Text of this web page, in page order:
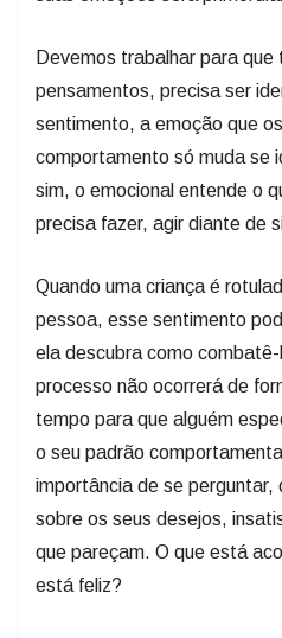
Devemos trabalhar para que
pensamentos, precisa ser
sentimento, a emoção que
comportamento só muda se
sim, o emocional entende o
precisa fazer, agir diante de
Quando uma criança é
pessoa, esse sentimento
ela descubra como
processo não ocorrerá de
tempo para que alguém
o seu padrão
importância de se perguntar,
sobre os seus desejos,
que pareçam. O que está
está feliz?